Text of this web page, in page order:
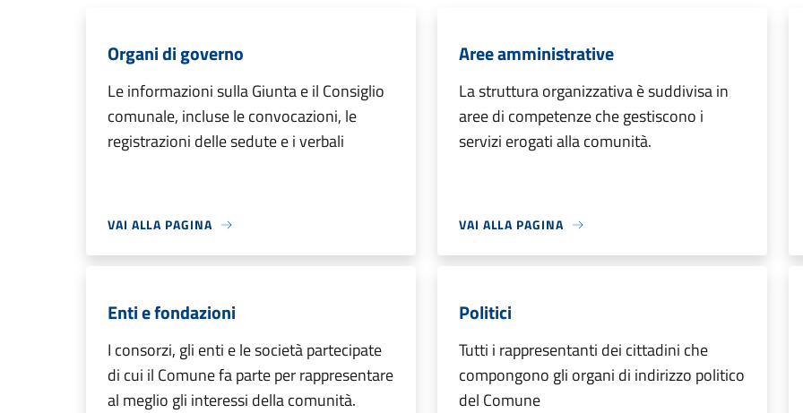
Organi di governo
Le informazioni sulla Giunta e il Consiglio
comunale, incluse le convocazioni, le
registrazioni delle sedute e i verbali
VAI ALLA PAGINA
Aree amministrative
La struttura organizzativa è suddivisa in
aree di competenze che gestiscono i
servizi erogati alla comunità.
VAI ALLA PAGINA
Enti e fondazioni
I consorzi, gli enti e le società partecipate
di cui il Comune fa parte per rappresentare
al meglio gli interessi della comunità.
Politici
Tutti i rappresentanti dei cittadini che
compongono gli organi di indirizzo politico
del Comune